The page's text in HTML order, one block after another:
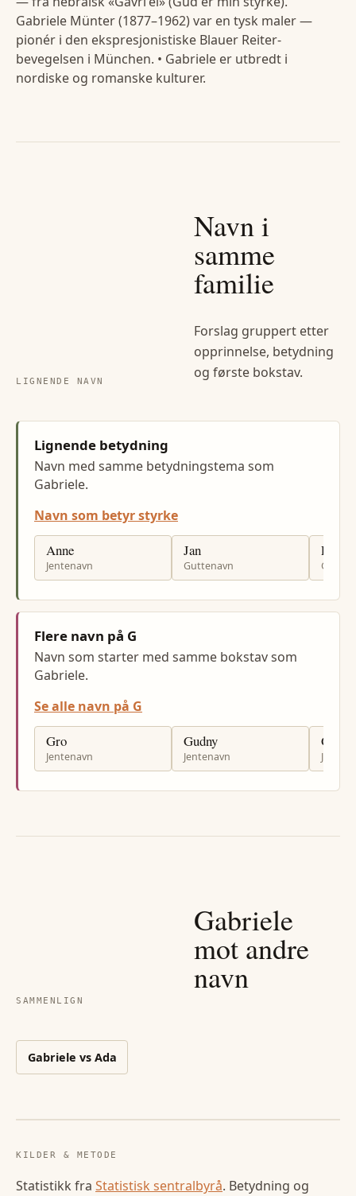
Gabriele Münter (1877–1962) var en tysk maler —
pionér i den ekspresjonistiske Blauer Reiter-
bevegelsen i München. • Gabriele er utbredt i
nordiske og romanske kulturer.
LIGNENDE NAVN
Navn i
samme
familie
Forslag gruppert etter
opprinnelse, betydning
og første bokstav.
Lignende betydning
Navn med samme betydningstema som
Gabriele.
Navn som betyr styrke
Anne
Jentenavn
Jan
Guttenavn
Per
Flere navn på G
Navn som starter med samme bokstav som
Gabriele.
Se alle navn på G
Gro
Jentenavn
Gudny
Jentenavn
SAMMENLIGN
Gabriele
mot andre
navn
Gabriele vs Ada
KILDER & METODE
Statistikk fra Statistisk sentralbyrå. Betydning og